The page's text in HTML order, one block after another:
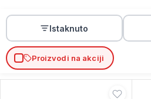
Istaknuto
Proizvodi na akciji